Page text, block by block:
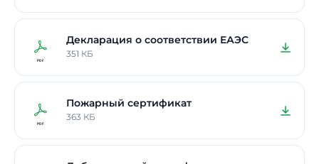
Декларация о соответствии ЕАЭС
351 КБ
Пожарный сертификат
363 КБ